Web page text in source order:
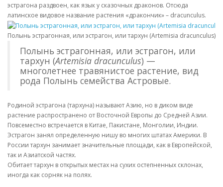
эстрагона раздвоен, как язык у сказочных драконов. Отсюда
латинское видовое название растения «дракончик» – dracunculus.
Полынь эстрагонная, или эстрагон, или тархун (Artemisia dracunculus).
Полынь эстрагонная, или эстрагон, или
тархун (Artemisia dracunculus) —
многолетнее травянистое растение, вид
рода Полынь семейства Астровые.
Родиной эстрагона (тархуна) называют Азию, но в диком виде
растение распространено от Восточной Европы до Средней Азии.
Повсеместно встречается в Китае, Пакистане, Монголии, Индии.
Эстрагон занял определенную нишу во многих штатах Америки. В
России тархун занимает значительные площади, как в Европейской,
так и Азиатской частях.
Обитает тархун в открытых местах на сухих остепненных склонах,
иногда как сорняк на полях.